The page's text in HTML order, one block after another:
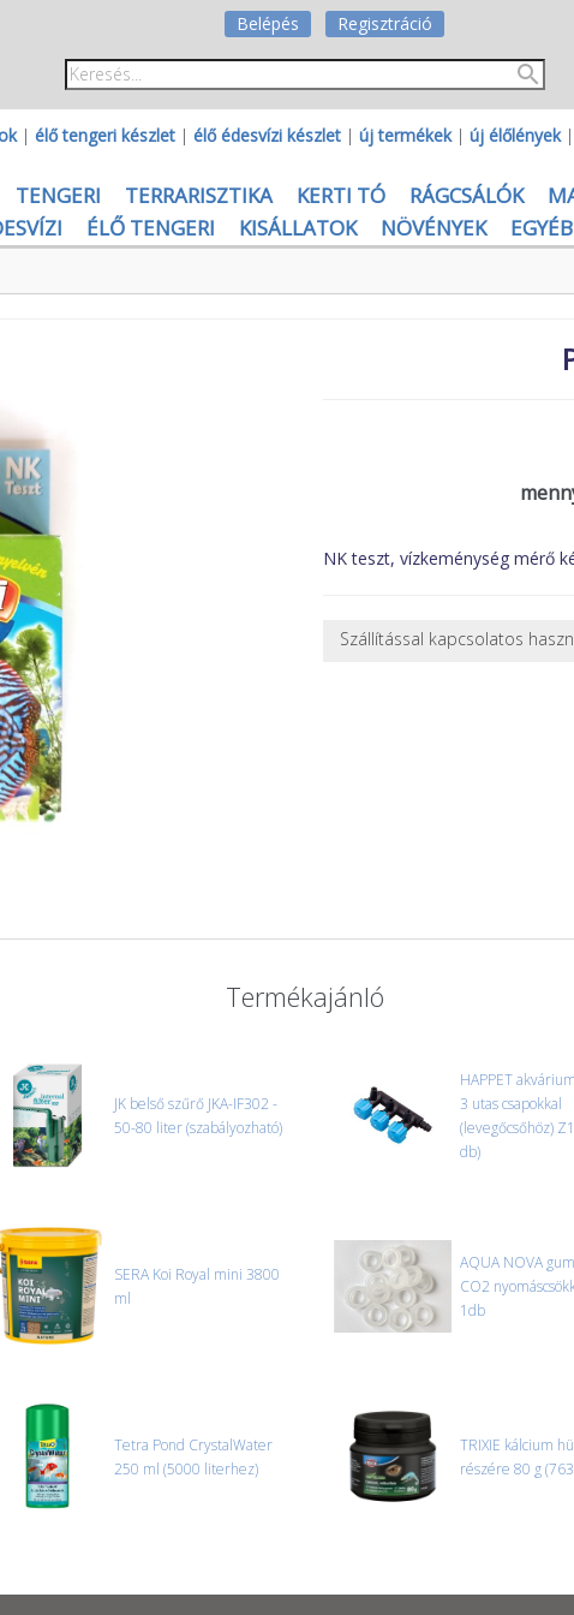
Belépés Regisztráció
| élő tengeri készlet | élő édesvízi készlet | új termékek| új élőlények|
TENGERI TERRARISZTIKA KERTI TÓ RÁGCSÁLÓK
ÉLŐ TENGERI KISÁLLATOK NÖVÉNYEK EGYÉB
NK teszt, vízkeménység mérő
Szállítással kapcsolatos
Termékajánló
JK belső szűrő JKA-IF302 -
50-80 liter (szabályozható)
HAPPET
3 utas csapokkal
(levegőcsőhöz)
db)
SERA Koi Royal mini 3800
ml
AQUA NOVA
CO2
1db
Tetra Pond CrystalWater
250 ml (5000 literhez)
TRIXIE kálcium
részére 80 g